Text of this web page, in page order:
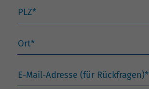
PLZ*
Ort*
E-Mail-Adresse (für Rückfragen)*